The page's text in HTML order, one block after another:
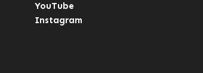
YouTube
Instagram